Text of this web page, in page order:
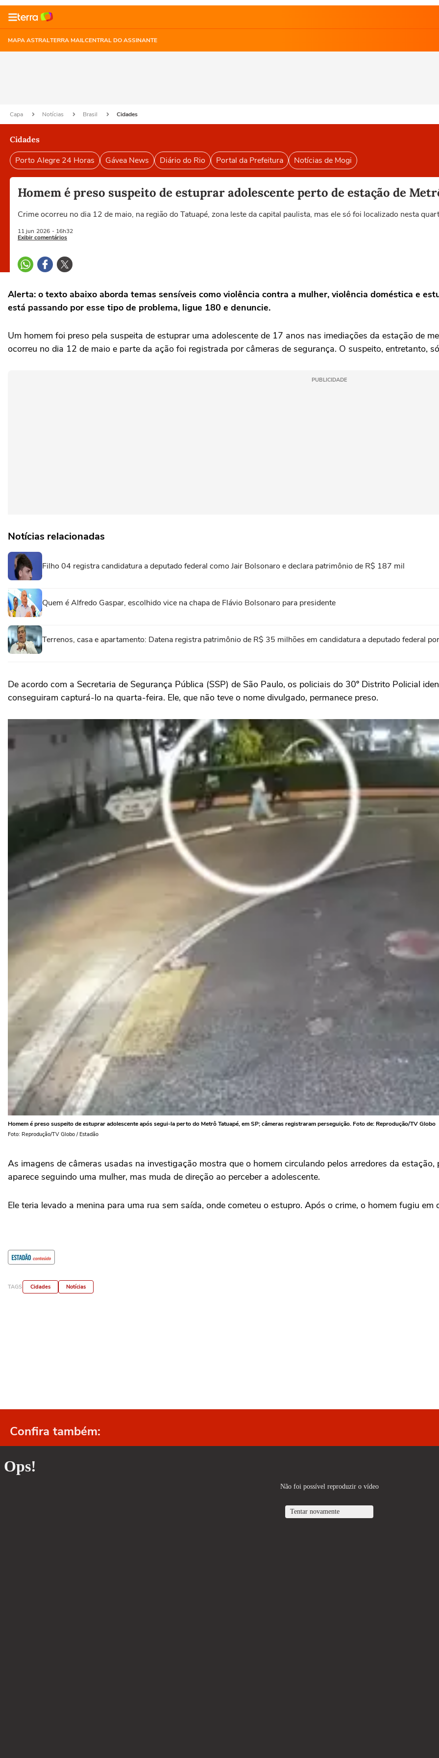
MAPA ASTRALTERRA MAILCENTRAL DO ASSINANTE
Capa Notícias Brasil Cidades
Cidades
Porto Alegre 24 Horas Gávea News Diário do Rio Portal da Prefeitura Notícias de Mogi
Homem é preso suspeito de estuprar adolescente perto de estação de
Crime ocorreu no dia 12 de maio, na região do Tatuapé, zona leste da capital paulista, mas ele só foi localizado nesta
11 jun 2026 - 16h32
Exibir comentários
Alerta: o texto abaixo aborda temas sensíveis como violência contra a mulher, violência doméstica e
está passando por esse tipo de problema, ligue 180 e denuncie.
Um homem foi preso pela suspeita de estuprar uma adolescente de 17 anos nas imediações da estação de
ocorreu no dia 12 de maio e parte da ação foi registrada por câmeras de segurança. O suspeito, entretanto,
PUBLICIDADE
Notícias relacionadas
Filho 04 registra candidatura a deputado federal como Jair Bolsonaro e declara patrimônio de R$ 187 mil
Quem é Alfredo Gaspar, escolhido vice na chapa de Flávio Bolsonaro para presidente
Terrenos, casa e apartamento: Datena registra patrimônio de R$ 35 milhões em candidatura a deputado federal
De acordo com a Secretaria de Segurança Pública (SSP) de São Paulo, os policiais do 30º Distrito Policial
conseguiram capturá-lo na quarta-feira. Ele, que não teve o nome divulgado, permanece preso.
Homem é preso suspeito de estuprar adolescente após segui-la perto do Metrô Tatuapé, em SP; câmeras registraram perseguição. Foto de: Reprodução/TV Globo
Foto: Reprodução/TV Globo / Estadão
As imagens de câmeras usadas na investigação mostra que o homem circulando pelos arredores da
aparece seguindo uma mulher, mas muda de direção ao perceber a adolescente.
Ele teria levado a menina para uma rua sem saída, onde cometeu o estupro. Após o crime, o homem fugiu em
TAGS Cidades Notícias
Confira também: